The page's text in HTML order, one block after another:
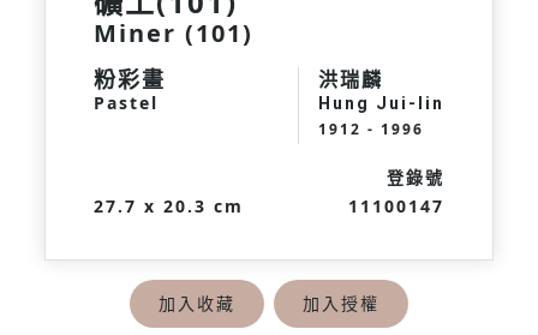
Miner (101)
粉彩畫
Pastel
洪瑞麟
Hung Jui-lin
1912 - 1996
27.7 x 20.3 cm
登錄號
11100147
加入收藏 加入授權